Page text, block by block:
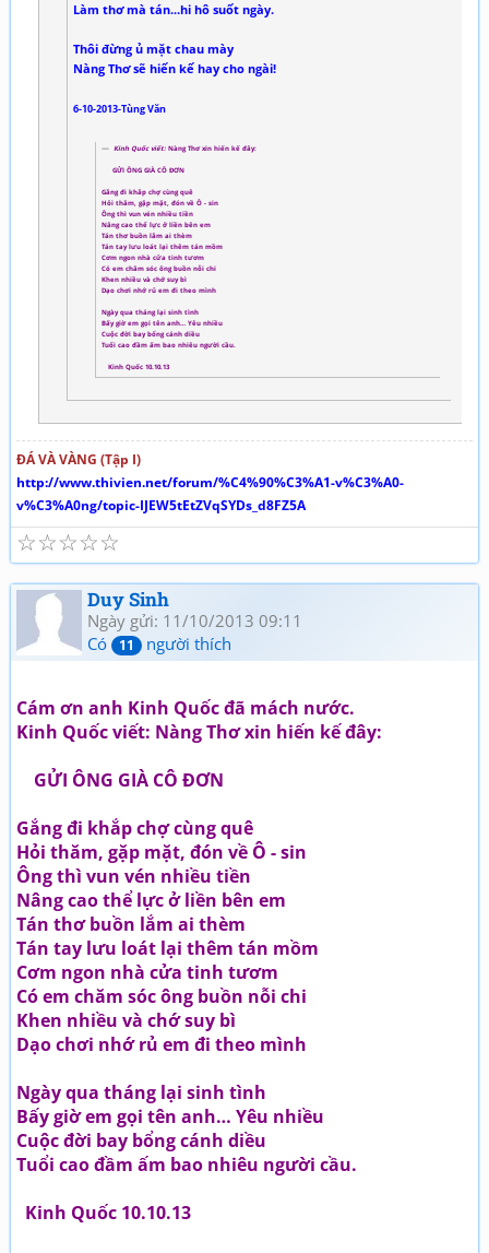
Làm thơ mà tán...hi hô suốt ngày.
Thôi đừng ủ mặt chau mày
Nàng Thơ sẽ hiến kế hay cho ngài!
6-10-2013-Tùng Văn
Kinh Quốc viết: Nàng Thơ xin hiến kế đây:
GỬI ÔNG GIÀ CÔ ĐƠN
Gắng đi khắp chợ cùng quê
Hỏi thăm, gặp mặt, đón về Ô - sin
Ông thì vun vén nhiều tiền
Nâng cao thể lực ở liền bên em
Tán thơ buồn lắm ai thèm
Tán tay lưu loát lại thêm tán mồm
Cơm ngon nhà cửa tinh tươm
Có em chăm sóc ông buồn nỗi chi
Khen nhiều và chớ suy bì
Dạo chơi nhớ rủ em đi theo mình
Ngày qua tháng lại sinh tình
Bấy giờ em gọi tên anh… Yêu nhiều
Cuộc đời bay bổng cánh diều
Tuổi cao đầm ấm bao nhiêu người cầu.
Kinh Quốc 10.10.13
ĐÁ VÀ VÀNG (Tập I)
http://www.thivien.net/forum/%C4%90%C3%A1-v%C3%A0-
v%C3%A0ng/topic-IJEW5tEtZVqSYDs_d8FZ5A
☆
☆
☆
☆
☆
Duy Sinh
Ngày gửi: 11/10/2013 09:11
Có
11 người thích
Cám ơn anh Kinh Quốc đã mách nước.
Kinh Quốc viết: Nàng Thơ xin hiến kế đây:
GỬI ÔNG GIÀ CÔ ĐƠN
Gắng đi khắp chợ cùng quê
Hỏi thăm, gặp mặt, đón về Ô - sin
Ông thì vun vén nhiều tiền
Nâng cao thể lực ở liền bên em
Tán thơ buồn lắm ai thèm
Tán tay lưu loát lại thêm tán mồm
Cơm ngon nhà cửa tinh tươm
Có em chăm sóc ông buồn nỗi chi
Khen nhiều và chớ suy bì
Dạo chơi nhớ rủ em đi theo mình
Ngày qua tháng lại sinh tình
Bấy giờ em gọi tên anh… Yêu nhiều
Cuộc đời bay bổng cánh diều
Tuổi cao đầm ấm bao nhiêu người cầu.
Kinh Quốc 10.10.13